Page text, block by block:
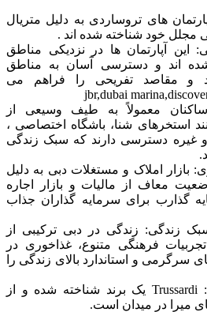
های تروساردی به دلیل متریال
مجلل خود شناخته شده اند .
این آپارتمان ها در نزدیکی مناطق
اند و دسترسی آسان به مناطق
و مقاصد تفریحی را فراهم می
ساکنان معمولاً به طیف وسیعی از
استخرهای شنا، باشگاه اختصاصی ،
غیره دسترسی دارند که سبک زندگی
بازار املاک و مستغلات دبی به دلیل
وضعیت معاف از مالیات و بازار اجاره
گذارب برای سرمایه گذاران جذاب
زندگی: زندگی در دبی ترکیبی از
فرهنگی متنوع، غذاخوری در
سرگرمی و استاندارد بالای زندگی را
شهرت توسعه دهنده: Trussardi یک برند شناخته شده و از
میرا در میدان است.